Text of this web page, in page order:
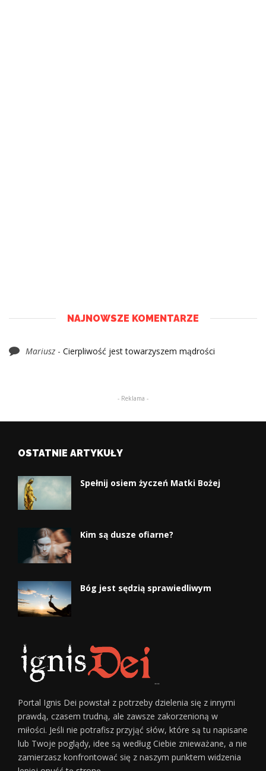
NAJNOWSZE KOMENTARZE
Mariusz - Cierpliwość jest towarzyszem mądrości
- Reklama -
OSTATNIE ARTYKUŁY
Spełnij osiem życzeń Matki Bożej
Kim są dusze ofiarne?
Bóg jest sędzią sprawiedliwym
...
Portal Ignis Dei powstał z potrzeby dzielenia się z innymi
prawdą, czasem trudną, ale zawsze zakorzenioną w
miłości. Jeśli nie potrafisz przyjąć słów, które są tu napisane
lub Twoje poglądy, idee są według Ciebie znieważane, a nie
zamierzasz konfrontować się z naszym punktem widzenia